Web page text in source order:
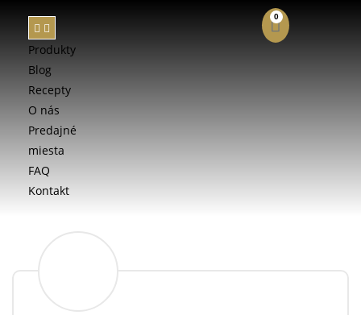
Produkty
Blog
Recepty
O nás
Predajné
miesta
FAQ
Kontakt
0
E-SHOP